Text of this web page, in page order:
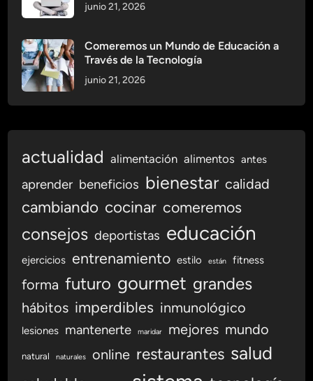
junio 21, 2026
Comeremos un Mundo de Educación a
Través de la Tecnología
junio 21, 2026
actualidad alimentación alimentos antes
aprender beneficios bienestar calidad
cambiando cocinar comeremos
consejos deportistas educación
ejercicios entrenamiento estilo están fitness
forma futuro gourmet grandes
hábitos imperdibles inmunológico
lesiones mantenerte maridar mejores mundo
natural naturales online restaurantes salud